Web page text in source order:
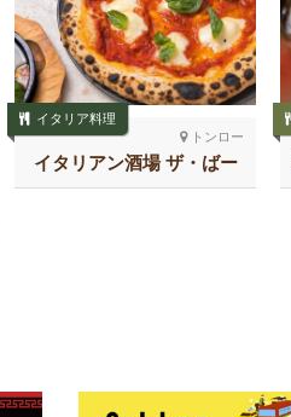
トンロー
イタリア料理
イタリアン酒場 ザ・ばー
る トンロー